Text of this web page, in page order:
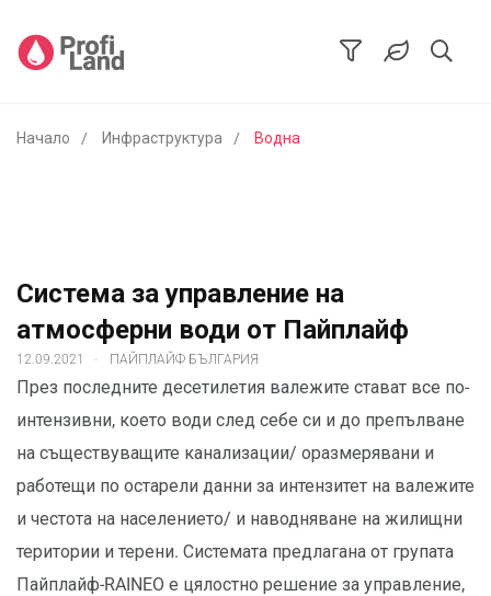
Начало Инфраструктура Водна
Система за управление на
атмосферни води от Пайплайф
12.09.2021 . ПАЙПЛАЙФ БЪЛГАРИЯ
През последните десетилетия валежите стават все по-
интензивни, което води след себе си и до препълване
на съществуващите канализации/ оразмерявани и
работещи по остарели данни за интензитет на валежите
и честота на населението/ и наводняване на жилищни
територии и терени. Системата предлагана от групата
Пайплайф-RAINEO е цялостно решение за управление,